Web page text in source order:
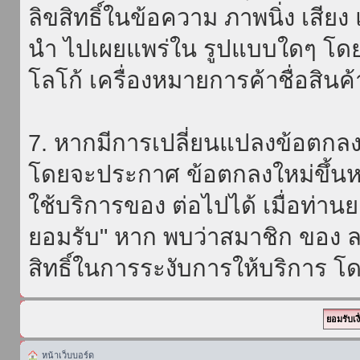
ลิขสิทธิ์ในข้อความ ภาพนิ่ง เสีย
นำ ไปเผยแพร่ใน รูปแบบใดๆ โ
โลโก้ เครื่องหมายการค้าชื่อสิน
7. หากมีการเปลี่ยนแปลงข้อตกล
โดยจะประกาศ ข้อตกลงใหม่ขึ้น
ใช้บริการของ ต่อไปได้ เมื่อท่า
ยอมรับ" หาก พบว่าสมาชิก ของ
สิทธิ์ในการระงับการให้บริการ
หน้าเว็บบอร์ด